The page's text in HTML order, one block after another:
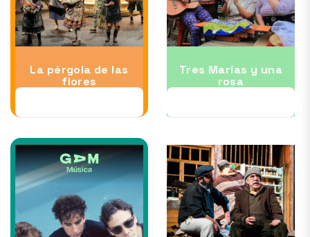
La pérgola de las
flores
Tres Marías y una
rosa